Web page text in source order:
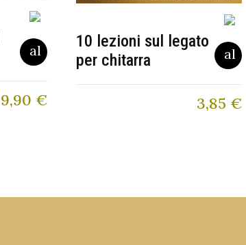
9,90 €
10 lezioni sul legato
per chitarra
3,85 €